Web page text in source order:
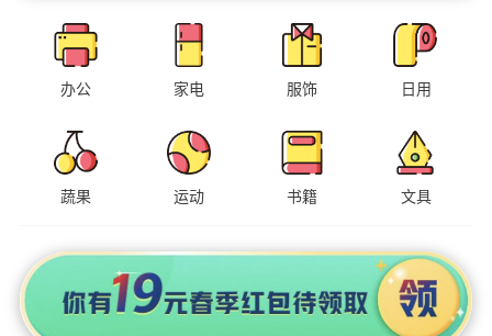
办公 家电 服饰 日用
蔬果 运动 书籍 文具